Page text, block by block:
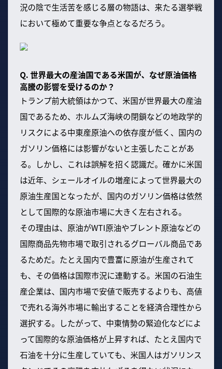
況の陰で生活苦を感じる層の物語は、来たる選挙戦
において極めて重要な争点となるだろう。
Q. 世界最大の産油国である米国が、なぜ原油価格
高騰の影響を受けるのか？
トランプ前大統領はかつて、米国が世界最大の産油
国であるため、ホルムズ海峡の閉鎖などの地政学的
リスクによる中東産原油への依存度が低く、国内の
ガソリン価格には影響がないと主張したことがあ
る。しかし、これは誤解を招く認識だ。確かに米国
は近年、シェールオイルの増産によって世界最大の
原油生産国となったが、国内のガソリン価格は依然
として国際的な原油市場に大きく左右される。
その理由は、原油がWTI原油やブレント原油などの
国際商品先物市場で取引されるグローバル商品であ
るためだ。たとえ国内で豊富に原油が生産されて
も、その価格は国際市況に連動する。米国の石油生
産企業は、国内市場で安値で販売するよりも、高値
で売れる海外市場に輸出することを経済合理性から
選択する。したがって、中東情勢の緊迫化などによ
って国際的な原油価格が上昇すれば、たとえ国内で
石油を十分に生産していても、米国人はガソリンス